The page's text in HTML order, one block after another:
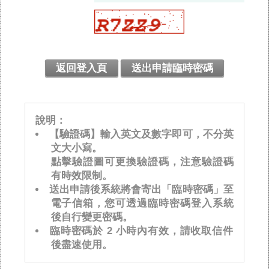
說明：
【驗證碼】輸入英文及數字即可，不分英
文大小寫。
點擊驗證圖可更換驗證碼，注意驗證碼
有時效限制。
送出申請後系統將會寄出「臨時密碼」至
電子信箱，您可透過臨時密碼登入系統
後自行變更密碼。
臨時密碼於 2 小時內有效，請收取信件
後盡速使用。